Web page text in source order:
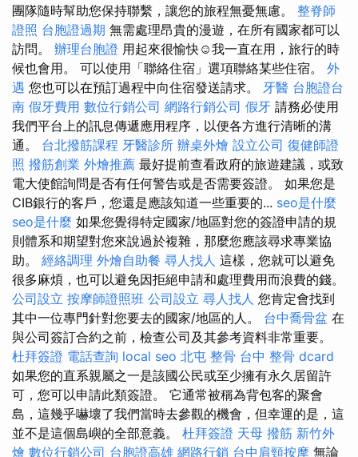
團隊隨時幫助您保持聯繫，讓您的旅程無憂無慮。 整脊師
證照 台胞證過期 無需處理昂貴的漫遊，在所有國家都可以
訪問。 辦理台胞證 用起來很愉快☺️我一直在用，旅行的時
候也會用。 可以使用「聯絡住宿」選項聯絡某些住宿。 外
遇 您也可以在預訂過程中向住宿發送請求。 牙醫 台胞證台
南 假牙費用 數位行銷公司 網路行銷公司 假牙 請務必使用
我們平台上的訊息傳遞應用程序，以便各方進行清晰的溝
通。 台北撥筋課程 牙醫診所 辦桌外燴 設立公司 復健師證
照 撥筋創業 外燴推薦 最好提前查看政府的旅遊建議，或致
電大使館詢問是否有任何警告或是否需要簽證。 如果您是
CIB銀行的客戶，您還是應該知道一些重要的... seo是什麼
seo是什麼 如果您覺得特定國家/地區對您的簽證申請的規
則體系和期望對您來說過於複雜，那麼您應該尋求專業協
助。 經絡調理 外燴自助餐 尋人找人 這樣，您就可以避免
很多麻煩，也可以避免因拒絕申請和處理費用而浪費的錢。
公司設立 按摩師證照班 公司設立 尋人找人 您肯定會找到
其中一位專門針對您要去的國家/地區的人。 台中喬骨盆 在
與公司簽訂合約之前，檢查公司及其參考資料非常重要。
杜拜簽證 電話查詢 local seo 北屯 整骨 台中 整骨 dcard
如果您的直系親屬之一是該國公民或至少擁有永久居留許
可，您可以申請此類簽證。 它通常被稱為背包客的聚會
島，這幾乎嚇壞了我們當時去參觀的機會，但幸運的是，這
並不是這個島嶼的全部意義。 杜拜簽證 天母 撥筋 新竹外
燴 數位行銷公司 台胞證高雄 網路行銷 台中肩頸按摩 無論